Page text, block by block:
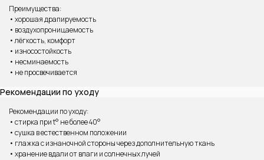
Преимущества:
• хорошая драпируемость
• воздухопроницаемость
• лёгкость, комфорт
• износостойкость
• несминаемость
• не просвечивается
Рекомендации по уходу
Рекомендации по уходу:
• стирка при t° не более 40°
• сушка в естественном положении
• глажка с изнаночной стороны через дополнительную ткань
• хранение вдали от влаги и солнечных лучей
ВАМ МОЖЕТ ПОНРАВИТЬСЯ